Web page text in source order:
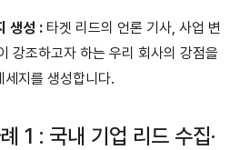
생성 : 타겟 리드의 언론 기사, 사업 변
강조하고자 하는 우리 회사의 강점을
지를 생성합니다.
1 : 국내 기업 리드 수집·